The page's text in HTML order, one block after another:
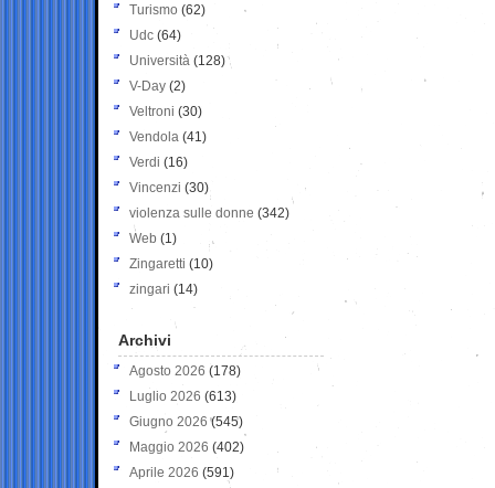
Turismo (62)
Udc (64)
Università (128)
V-Day (2)
Veltroni (30)
Vendola (41)
Verdi (16)
Vincenzi (30)
violenza sulle donne (342)
Web (1)
Zingaretti (10)
zingari (14)
Archivi
Agosto 2026 (178)
Luglio 2026 (613)
Giugno 2026 (545)
Maggio 2026 (402)
Aprile 2026 (591)